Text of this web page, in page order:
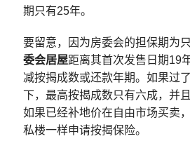
期只有25年。
要留意，因为房委会的担保期为
委会居屋距离其首次发售日期19
减按揭成数或还款年期。如果过
下，最高按揭成数只有六成，并
如果已经补地价在自由市场买卖
私楼一样申请按揭保险。